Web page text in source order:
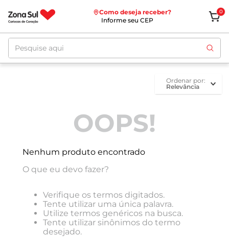
Como deseja receber?
Informe seu CEP
0
Pesquise aqui
ordenar por
Relevância
OOPS!
Nenhum produto encontrado
O que eu devo fazer?
Verifique os termos digitados.
Tente utilizar uma única palavra.
Utilize termos genéricos na busca.
Tente utilizar sinônimos do termo
desejado.